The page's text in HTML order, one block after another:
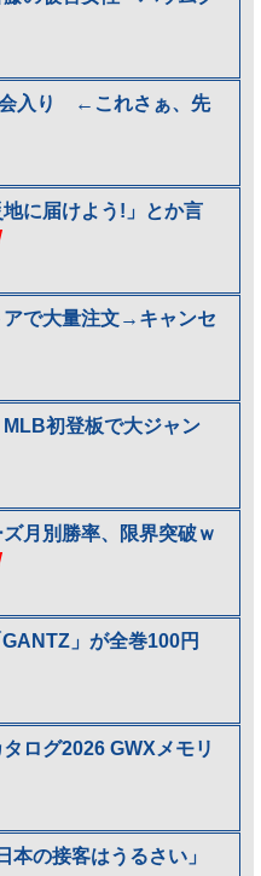
会入り ←これさぁ、先
地に届けよう!」とか言
アで大量注文→キャンセ
MLB初登板で大ジャン
月別勝率、限界突破ｗ
」が全巻100円
ログ2026 GWXメモリ
本の接客はうるさい」